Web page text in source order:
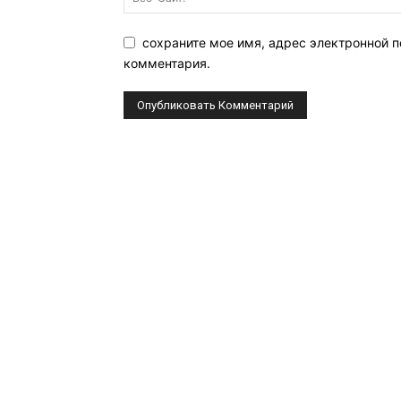
сохраните мое имя, адрес электронной
комментария.